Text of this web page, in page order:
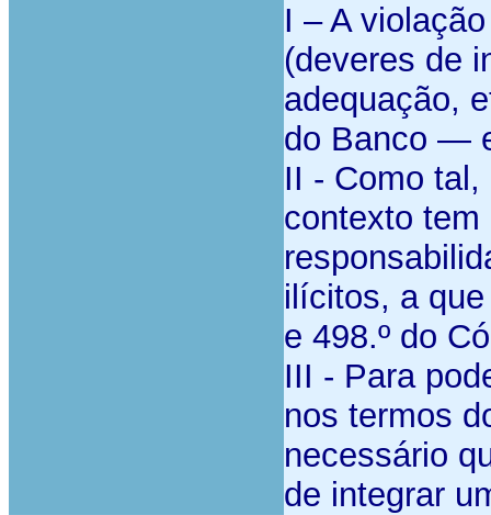
I – A
(deveres de
adequação,
do Banco —
II - Como
contexto
ilícitos, a
e 498.º do
III - Para
nos termos
necessário
de integrar